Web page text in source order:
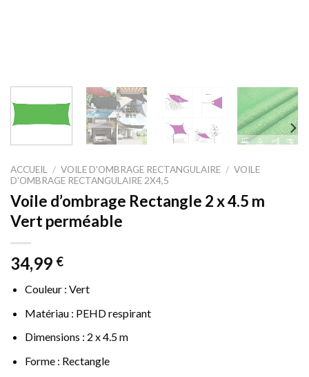
ACCUEIL / VOILE D'OMBRAGE RECTANGULAIRE / VOILE
D'OMBRAGE RECTANGULAIRE 2X4,5
Voile d’ombrage Rectangle 2 x 4.5 m
Vert perméable
34,99 €
Couleur : Vert
Matériau : PEHD respirant
Dimensions : 2 x 4.5 m
Forme : Rectangle